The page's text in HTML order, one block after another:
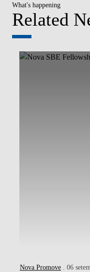
What's happening
Related
Nova Promove . 06